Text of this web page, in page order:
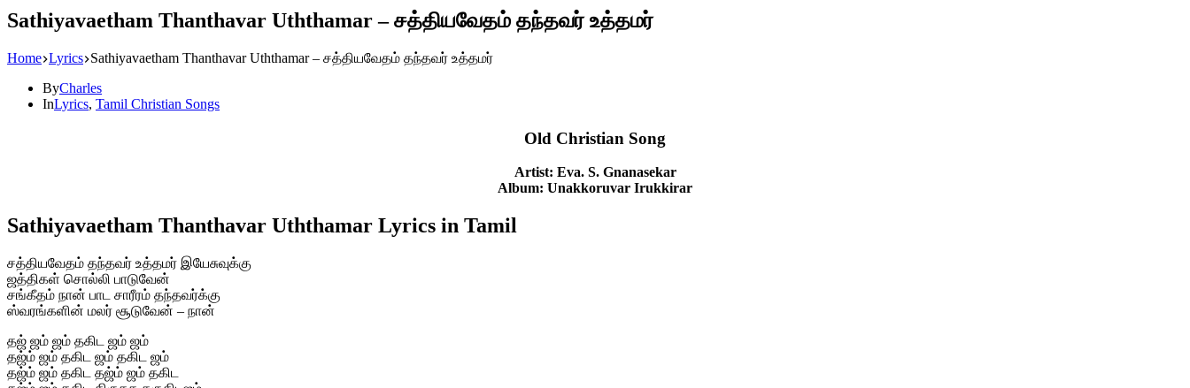
Sathiyavaetham Thanthavar Uththamar – சத்தியவேதம் தந்தவர் உத்தமர்
Home Lyrics Sathiyavaetham Thanthavar Uththamar – சத்தியவேதம் தந்தவர் உத்தமர்
ByCharles
InLyrics, Tamil Christian Songs
Old Christian Song
Artist: Eva. S. Gnanasekar
Album: Unakkoruvar Irukkirar
Sathiyavaetham Thanthavar Uththamar Lyrics in Tamil
சத்தியவேதம் தந்தவர் உத்தமர் இயேசுவுக்கு
ஜத்திகள் சொல்லி பாடுவேன்
சங்கீதம் நான் பாட சாரீரம் தந்தவர்க்கு
ஸ்வரங்களின் மலர் சூடுவேன் – நான்
தஜ் ஜம் ஜம் தகிட ஜம் ஜம்
தஜ்ம் ஜம் தகிட ஜம் தகிட ஜம்
தஜ்ம் ஜம் தகிட தஜ்ம் ஜம் தகிட